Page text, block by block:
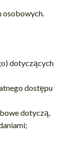
dotyczących
dostępu
dotyczą,